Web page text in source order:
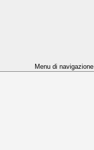
Menu di navigazione